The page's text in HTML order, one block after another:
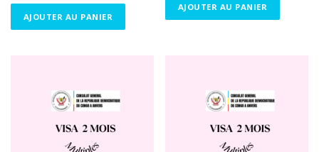
AJOUTER AU PANIER
AJOUTER AU PANIER